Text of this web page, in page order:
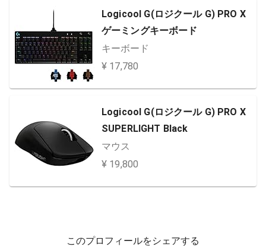
Logicool G(ロジクール G) PRO X
ゲーミングキーボード
キーボード
¥ 17,780
Logicool G(ロジクール G) PRO X
SUPERLIGHT Black
マウス
¥ 19,800
このプロフィールをシェアする